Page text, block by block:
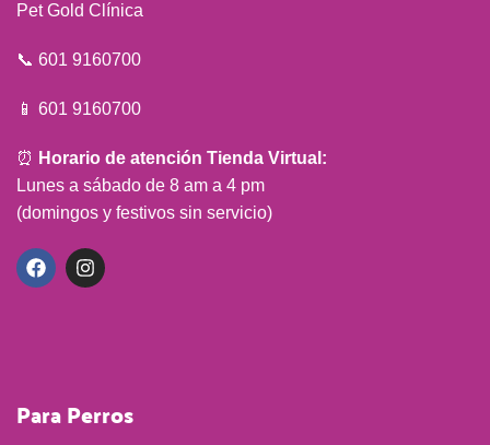
Pet Gold Clínica
📞 601 9160700
📱 601 9160700
⏰ Horario de atención Tienda Virtual:
Lunes a sábado de 8 am a 4 pm
(domingos y festivos sin servicio)
Para Perros